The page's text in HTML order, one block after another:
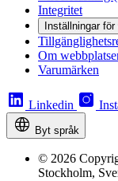
Integritet
Inställningar
Om
Varumärken
Linkedin
Byt språk
© 2026
Stockholm,